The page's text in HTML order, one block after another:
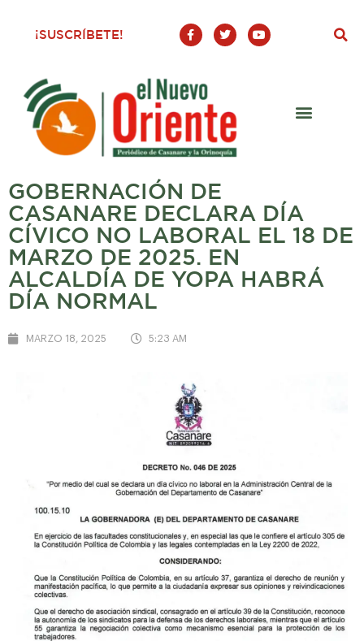
¡SUSCRÍBETE!
F
a
c
o
o
-
T
w
i
Y
o
u
GOBERNACIÓN DE
CASANARE DECLARA DÍA
CÍVICO NO LABORAL EL 18 DE
MARZO DE 2025. EN
ALCALDÍA DE YOPA HABRÁ
DÍA NORMAL
MARZO 18, 2025 5:23 AM